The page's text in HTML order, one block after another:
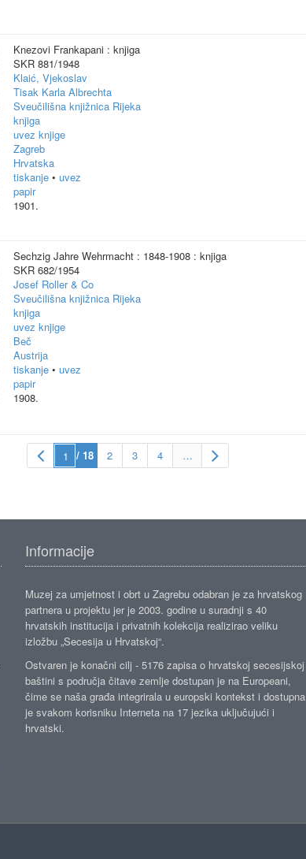
Knezovi Frankapani : knjiga
SKR 881/1948
Klaić, Vjekoslav
Tisak Karla Albrechta
Sveučilišna knjižnica Rijeka
knjiga
uvez knjige
Zagreb
Hrvatska
tiskanje • uvez
papir
1901.
Sechzig Jahre Wehrmacht : 1848-1908 : knjiga
SKR 682/1954
Josef Roller & Co
Sveučilišna knjižnica Rijeka
knjiga
uvez knjige
Beč
Austrija
tiskanje • uvez
papir
1908.
/ 18 2 3 4 …
Informacije
Muzej za umjetnost i obrt u Zagrebu odabran je za hrvatskog
partnera u projektu jer je 2003. godine u suradnji s 40
hrvatskih institucija i privatnih kolekcija realizirao veliku
izložbu „Secesija u Hrvatskoj“.
Ostvaren je konačni cilj - 5176 zapisa o hrvatskoj secesijskoj
baštini s područja čitave zemlje dostupan je na Europeani,
čime se naša građa integrirala u europski kontekst i dostupna
je svakom korisniku Interneta na 17 jezika uključujući i
hrvatski.